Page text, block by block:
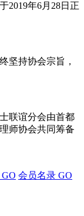
2019年6月28日正
坚持协会宗旨，
联谊分会由首都
师协会共同筹备
GO 会员名录 GO